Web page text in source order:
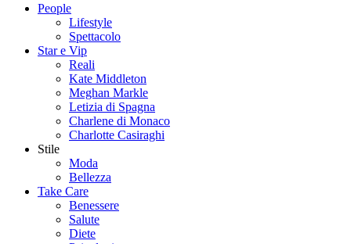
People
Lifestyle
Spettacolo
Star e Vip
Reali
Kate Middleton
Meghan Markle
Letizia di Spagna
Charlene di Monaco
Charlotte Casiraghi
Stile
Moda
Bellezza
Take Care
Benessere
Salute
Diete